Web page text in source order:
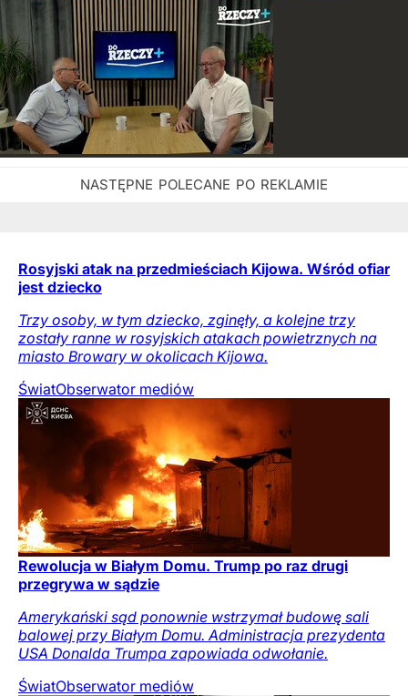
Rosyjski atak na przedmieściach Kijowa. Wśród ofiar
jest dziecko
Trzy osoby, w tym dziecko, zginęły, a kolejne trzy
zostały ranne w rosyjskich atakach powietrznych na
miasto Browary w okolicach Kijowa.
ŚwiatObserwator mediów
Rewolucja w Białym Domu. Trump po raz drugi
przegrywa w sądzie
Amerykański sąd ponownie wstrzymał budowę sali
balowej przy Białym Domu. Administracja prezydenta
USA Donalda Trumpa zapowiada odwołanie.
ŚwiatObserwator mediów